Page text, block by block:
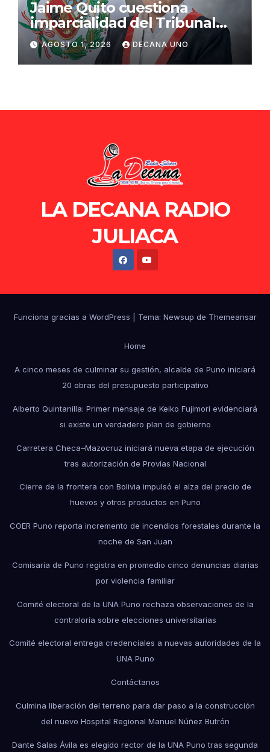
Jaime Quito cuestiona
imparcialidad del Tribunal
Constitucional tras liberación
de Ollanta Humala
AGOSTO 1, 2026 DECANA UNO
LA DECANA RADIO
JULIACA
Funciona gracias a WordPress Tema: Newsup de Themeansar
Home
A cinco meses de culminar su gestión, alcalde de Puno iniciará
20 obras del presupuesto participativo
Alberto Quintanilla: Primer mensaje de Keiko Fujimori evidenciará
si existe un verdadero plan de gobierno
Carretera Checa–Mazocruz iniciará nueva etapa de ejecución
tras autorización de Provías Nacional
Cierre de la frontera con Bolivia impulsó el alza del precio de
huevos y otros productos en Puno
COER Puno reporta incremento de incendios forestales durante la
noche de San Juan
Comisaría de Puno registra en promedio cinco denuncias diarias
por violencia familiar
Comité electoral de la UNA Puno rechaza observaciones de la
contraloría sobre elecciones universitarias
Comité electoral entrega credenciales a nuevas autoridades de la
UNA Puno
Contáctanos
Culmina liberación del terreno para dar paso a la construcción
del nuevo Hospital Regional Manuel Núñez Butrón
Dante Salas Ávila es elegido rector de la UNA Puno tras segunda